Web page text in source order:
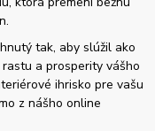
tak, aby slúžil ako
a prosperity vášho
ihrisko pre vašu
z nášho online